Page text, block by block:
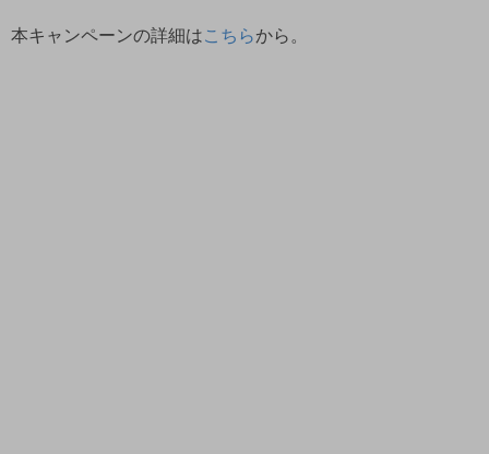
本キャンペーンの詳細はこちらから。